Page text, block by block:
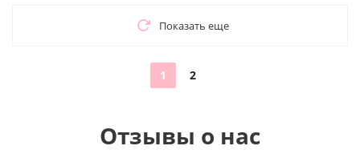
Показать еще
1 2
Отзывы о нас